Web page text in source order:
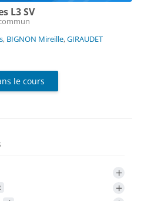
L3 SV
, BIGNON Mireille,GIRAUDET
le cours
+
+